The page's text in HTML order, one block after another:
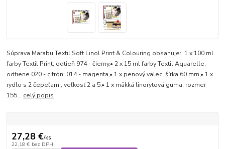
Súprava Marabu Textil Soft Linol Print & Colouring obsahuje: 1 x 100 ml
farby Textil Print, odtieň 974 - čierny,• 2 x 15 ml farby Textil Aquarelle,
odtiene 020 - citrón, 014 - magenta,• 1 x penový valec, šírka 60 mm,• 1 x
rydlo s 2 čepeľami, veľkosť 2 a 5,• 1 x mäkká linorytová guma, rozmer
155... celý popis
27,28 €/ks
22,18 € bez DPH